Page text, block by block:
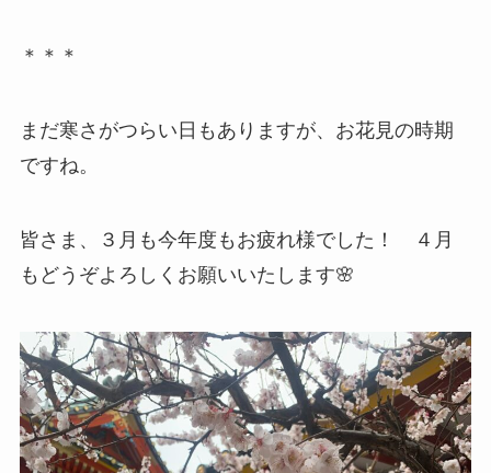
＊＊＊
まだ寒さがつらい日もありますが、お花見の時期
ですね。
皆さま、３月も今年度もお疲れ様でした！ ４月
もどうぞよろしくお願いいたします🌸